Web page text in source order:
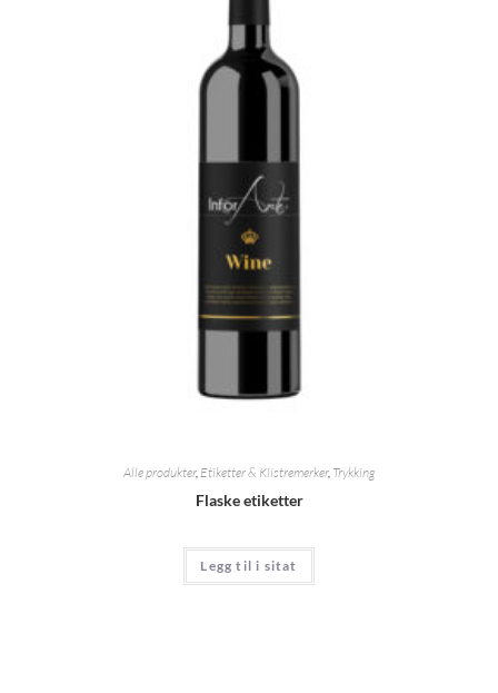
Alle produkter, Etiketter & Klistremerker, Trykking
Flaske etiketter
Legg til i sitat